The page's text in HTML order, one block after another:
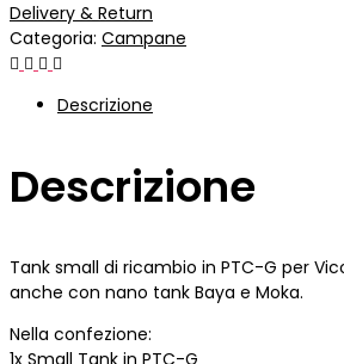
Delivery & Return
Categoria: Campane
Descrizione
Descrizione
Tank small di ricambio in PTC-G per
anche con nano tank Baya e Moka.
Nella confezione: